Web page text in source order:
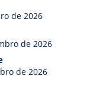
de 2026
de 2026
de 2026